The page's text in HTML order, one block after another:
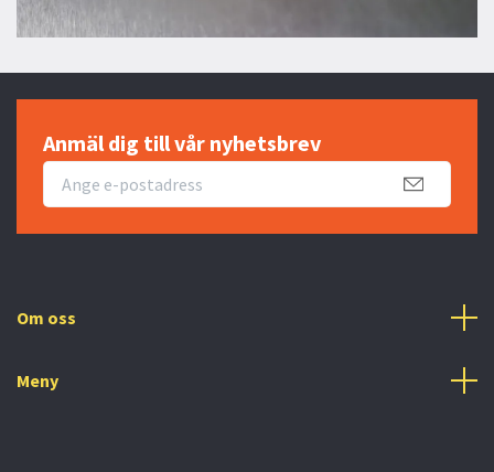
Anmäl dig till vår nyhetsbrev
Om oss
Meny